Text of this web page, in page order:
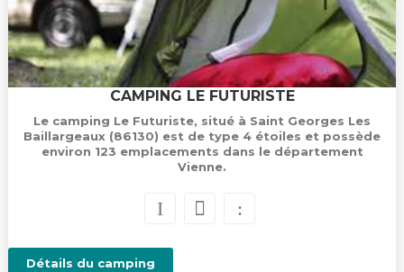
CAMPING LE FUTURISTE
Le camping Le Futuriste, situé à Saint Georges Les
Baillargeaux (86130) est de type 4 étoiles et possède
environ 123 emplacements dans le département
Vienne.
Détails du camping